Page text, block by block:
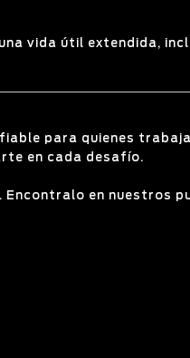
vida útil extendida,
para quienes
en cada desafío.
Encontralo en nuestros